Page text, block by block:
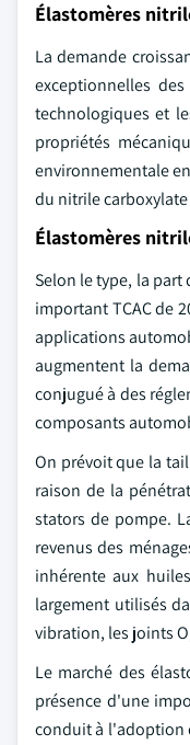
Élastomères
La demande
exceptionnelles
technologiques et
propriétés
environnementale
du nitrile carboxylate
Élastomères
Selon le type, la
important TCAC de
applications
augmentent la
conjugué à des
composants
On prévoit que la
raison de la
stators de pompe.
revenus des
inhérente aux
largement utilisés
vibration, les joints
Le marché des
présence d'une
conduit à l'adoption